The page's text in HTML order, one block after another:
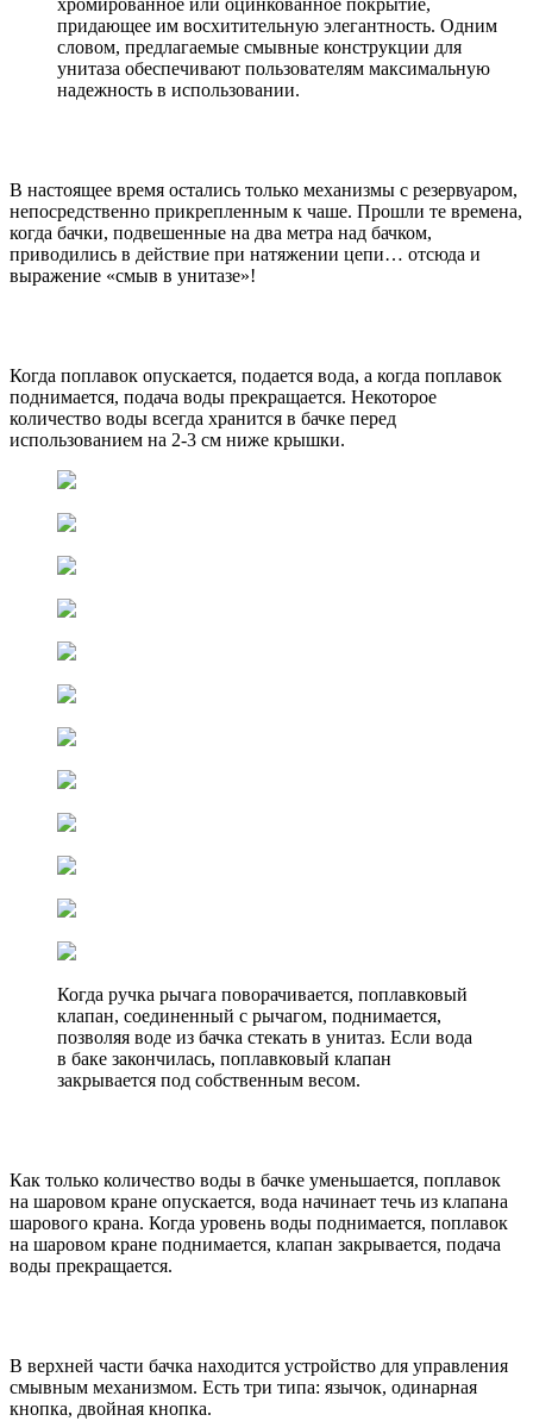
придающее им восхитительную элегантность. Одним
словом, предлагаемые смывные конструкции для
унитаза обеспечивают пользователям максимальную
надежность в использовании.
В настоящее время остались только механизмы с резервуаром,
непосредственно прикрепленным к чаше. Прошли те времена,
когда бачки, подвешенные на два метра над бачком,
приводились в действие при натяжении цепи… отсюда и
выражение «смыв в унитазе»!
Когда поплавок опускается, подается вода, а когда поплавок
поднимается, подача воды прекращается. Некоторое
количество воды всегда хранится в бачке перед
использованием на 2-3 см ниже крышки.
Когда ручка рычага поворачивается, поплавковый
клапан, соединенный с рычагом, поднимается,
позволяя воде из бачка стекать в унитаз. Если вода
в баке закончилась, поплавковый клапан
закрывается под собственным весом.
Как только количество воды в бачке уменьшается, поплавок
на шаровом кране опускается, вода начинает течь из клапана
шарового крана. Когда уровень воды поднимается, поплавок
на шаровом кране поднимается, клапан закрывается, подача
воды прекращается.
В верхней части бачка находится устройство для управления
смывным механизмом. Есть три типа: язычок, одинарная
кнопка, двойная кнопка.